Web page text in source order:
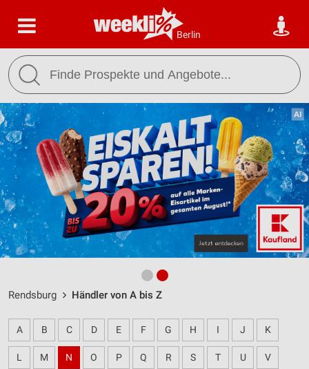
Berlin
Rendsburg Händler von A bis Z
A B C D E F G H I J K
L M N O P Q R S T U V